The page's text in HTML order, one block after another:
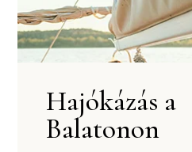
Hajókázás a
Balatonon